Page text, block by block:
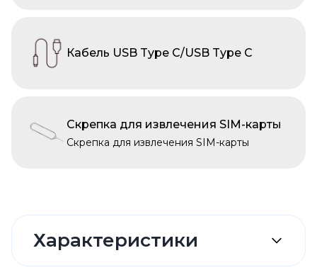
Кабель USB Type C/USB Type C
Скрепка для извлечения SIM-карты
Скрепка для извлечения SIM-карты
Характеристики